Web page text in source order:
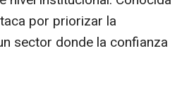
por priorizar la
sector donde la confianza